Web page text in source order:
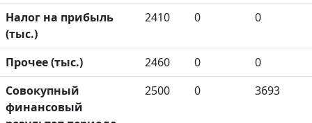
Налог на прибыль
(тыс.)
2410 0 0
Прочее (тыс.) 2460 0
0
Совокупный
финансовый
2500 0 3693